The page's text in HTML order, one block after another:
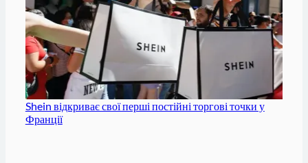
Shein відкриває свої перші постійні торгові точки у
Франції